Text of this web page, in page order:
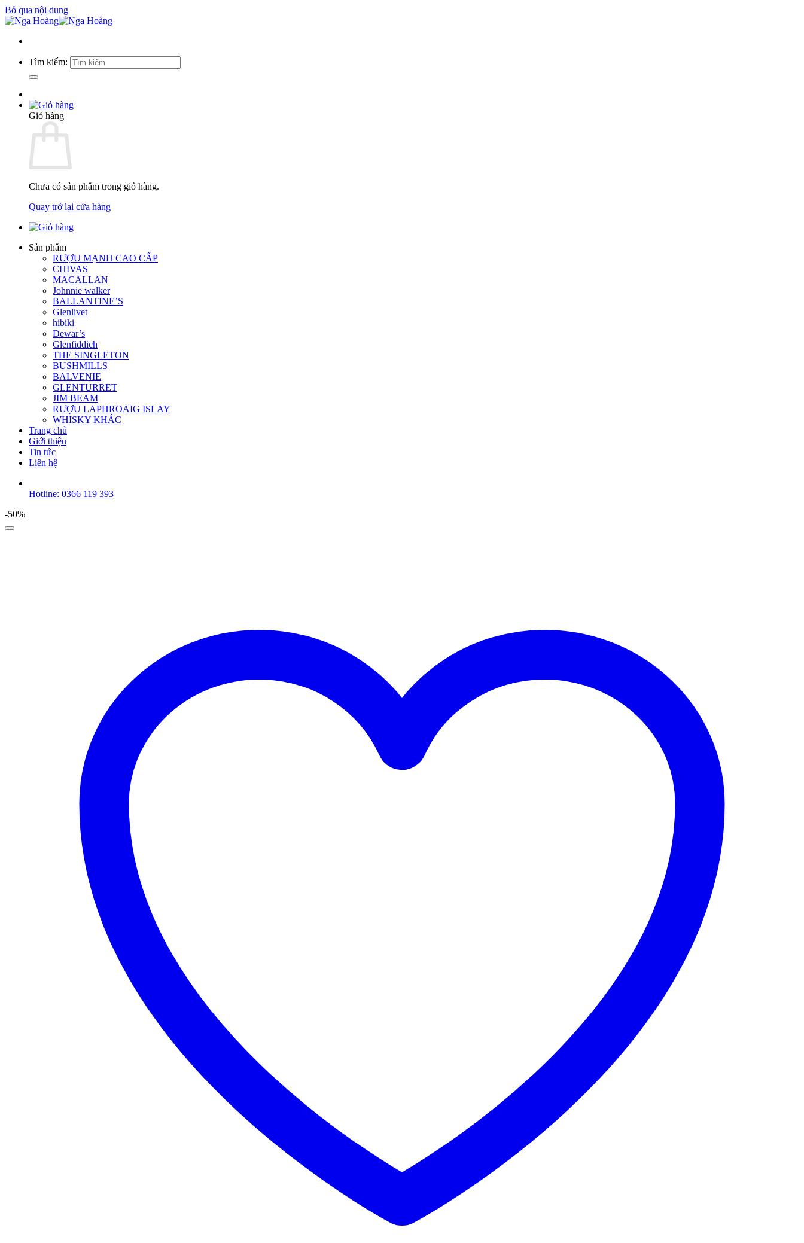
Bỏ qua nội dung
Tìm kiếm:
Giỏ hàng
Chưa có sản phẩm trong giỏ hàng.
Quay trở lại cửa hàng
Sản phẩm
RƯỢU MẠNH CAO CẤP
CHIVAS
MACALLAN
Johnnie walker
BALLANTINE’S
Glenlivet
hibiki
Dewar’s
Glenfiddich
THE SINGLETON
BUSHMILLS
BALVENIE
GLENTURRET
JIM BEAM
RƯỢU LAPHROAIG ISLAY
WHISKY KHÁC
Trang chủ
Giới thiệu
Tin tức
Liên hệ
Hotline: 0366 119 393
-50%